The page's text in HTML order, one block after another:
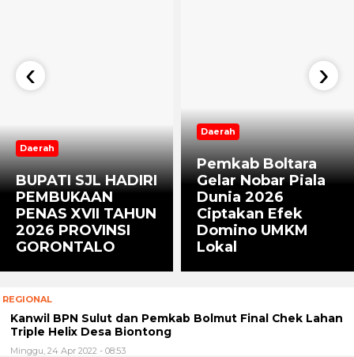
Daerah
BUPATI SJL HADIRI
PEMBUKAAN
PENAS XVII TAHUN
2026 PROVINSI
GORONTALO
Daerah
‎Pemkab Boltara
Gelar Nobar Piala
Dunia 2026
Ciptakan Efek
Domino UMKM
Lokal
‹ ›
REGIONAL
Kanwil BPN Sulut dan Pemkab Bolmut Final Chek Lahan
Triple Helix Desa Biontong
Minggu, 24 Apr 2022 - 08:53